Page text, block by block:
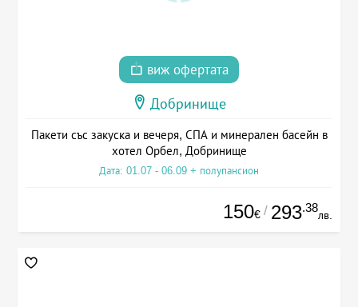
виж офертата
Добринище
Пакети със закуска и вечеря, СПА и минерален басейн в
хотел Орбел, Добринище
Дата: 01.07 - 06.09 + полупансион
150€ / 293.38
лв.